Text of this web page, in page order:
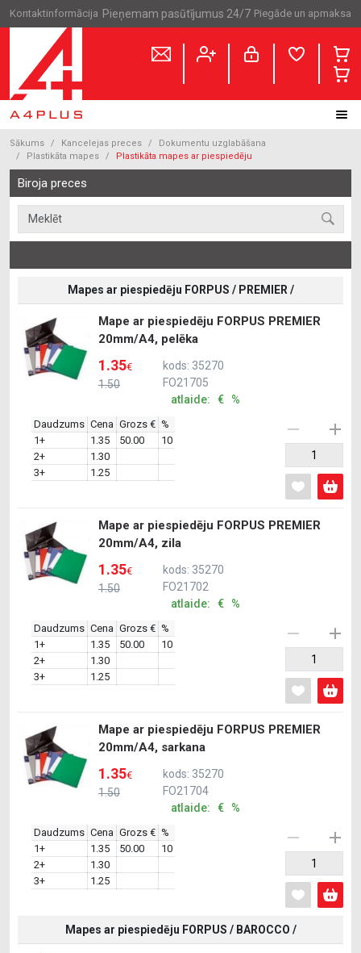
Kontaktinformācija Pieņemam pasūtījumus 24/7 Piegāde un apmaksa
Sākums Kancelejas preces
Dokumentu uzglabāšana
Plastikāta mapes
Plastikāta mapes ar piespiedēju
Biroja preces
Mapes ar piespiedēju FORPUS / PREMIER /
Mape ar piespiedēju FORPUS PREMIER
20mm/A4, pelēka
1.50
1.35€
kods: 35270
FO21705
atlaide: € %
Daudzums Cena Grozs € %
1+
1.35 50.00
10
2+
1.30
3+
1.25
Mape ar piespiedēju FORPUS PREMIER
20mm/A4, zila
1.50
1.35€
kods: 35270
FO21702
atlaide: € %
Daudzums Cena Grozs € %
1+
1.35 50.00
10
2+
1.30
3+
1.25
Mape ar piespiedēju FORPUS PREMIER
20mm/A4, sarkana
1.50
1.35€
kods: 35270
FO21704
atlaide: € %
Daudzums Cena Grozs € %
1+
1.35 50.00
10
2+
1.30
3+
1.25
Mapes ar piespiedēju FORPUS / BAROCCO /